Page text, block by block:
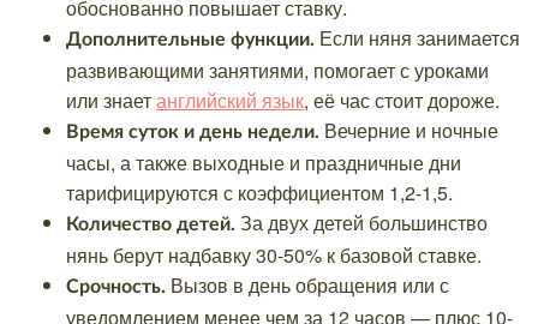
обоснованно повышает ставку.
Дополнительные функции. Если няня занимается
развивающими занятиями, помогает с уроками
или знаетанглийский язык, её час стоит дороже.
Время суток и день недели. Вечерние и ночные
часы, а также выходные и праздничные дни
тарифицируются с коэффициентом 1,2-1,5.
Количество детей. За двух детей большинство
нянь берут надбавку 30-50% к базовой ставке.
Срочность. Вызов в день обращения или с
уведомлением менее чем за 12 часов — плюс 10-